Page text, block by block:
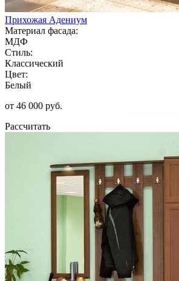
Прихожая Адениум
Материал фасада:
МДФ
Стиль:
Классический
Цвет:
Белый
от 46 000 руб.
Рассчитать